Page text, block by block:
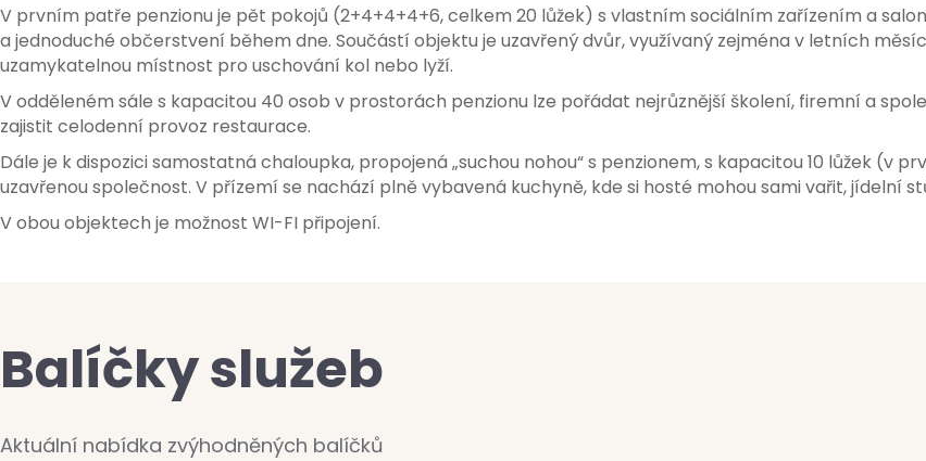
V prvním patře penzionu je pět pokojů (2+4+4+4+6, celkem 20 lůžek) s vlastním sociálním zařízením a
a jednoduché občerstvení během dne. Součástí objektu je uzavřený dvůr, využívaný zejména v letních
uzamykatelnou místnost pro uschování kol nebo lyží.
V odděleném sále s kapacitou 40 osob v prostorách penzionu lze pořádat nejrůznější školení, firemní a
zajistit celodenní provoz restaurace.
Dále je k dispozici samostatná chaloupka, propojená „suchou nohou“ s penzionem, s kapacitou 10 lůžek (v
uzavřenou společnost. V přízemí se nachází plně vybavená kuchyně, kde si hosté mohou sami vařit, jídelní
V obou objektech je možnost WI-FI připojení.
Balíčky služeb
Aktuální nabídka zvýhodněných balíčků